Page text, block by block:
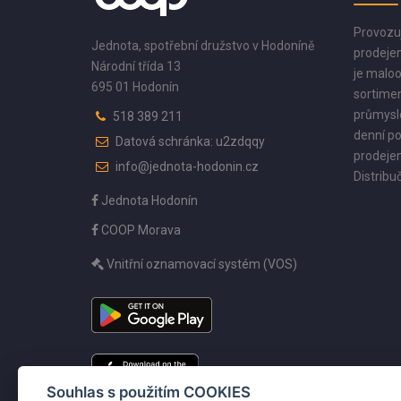
Jednota, spotřební družstvo v Hodoníně
Národní třída 13
695 01 Hodonín
518 389 211
Datová schránka: u2zdqqy
info@jednota-hodonin.cz
Jednota Hodonín
COOP Morava
Vnitřní oznamovací systém (VOS)
je
denní
Souhlas s použitím COOKIES